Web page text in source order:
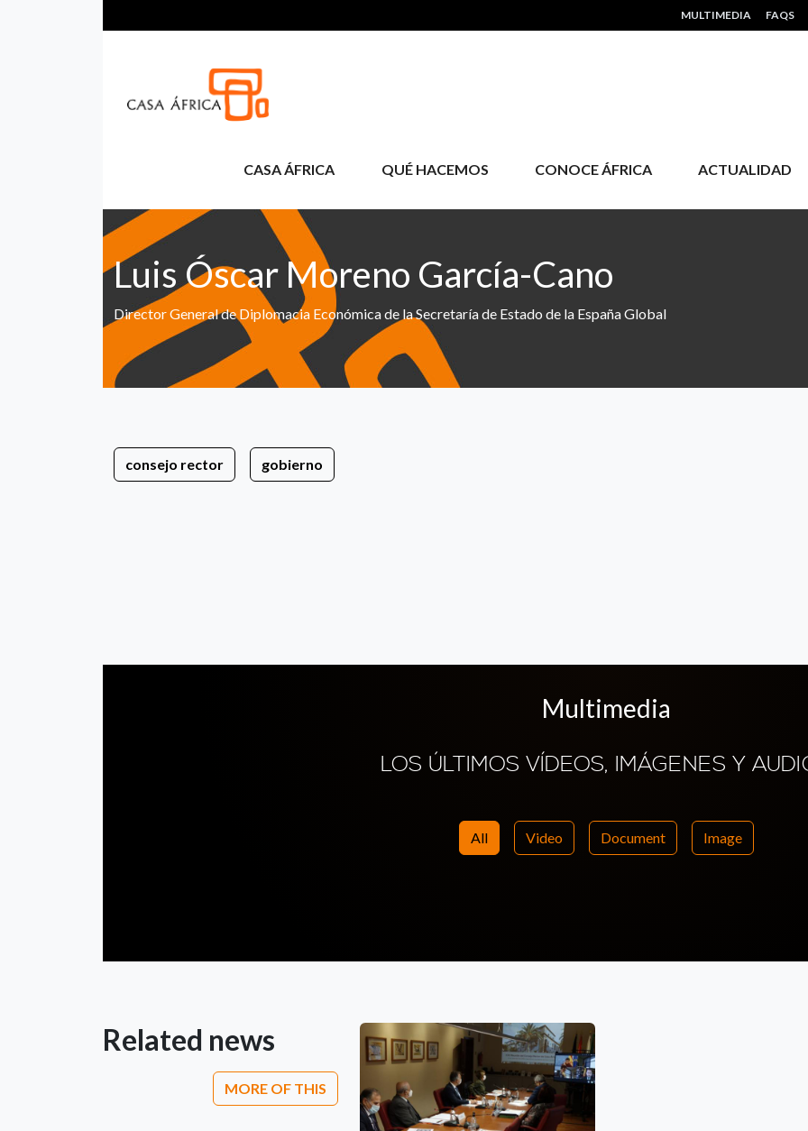
HEADER MENU
MULTIMEDIA FAQS
CASA ÁFRICA QUÉ HACEMOS CONOCE ÁFRICA ACTUALIDAD
Luis Óscar Moreno García-Cano
Director General de Diplomacia Económica de la Secretaría de Estado de la España Global
consejo rector gobierno
Multimedia
LOS ÚLTIMOS VÍDEOS, IMÁGENES Y
All Video Document Image
Related news
MORE OF THIS